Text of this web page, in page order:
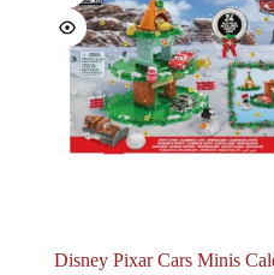
Disney Pixar Cars Minis